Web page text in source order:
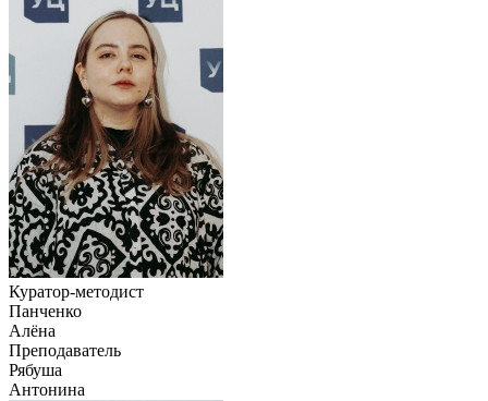
Куратор-методист
Панченко
Алёна
Преподаватель
Рябуша
Антонина